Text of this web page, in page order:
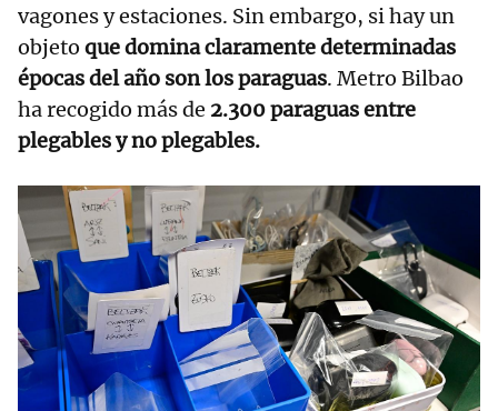
vagones y estaciones. Sin embargo, si hay un
objeto que domina claramente determinadas
épocas del año son los paraguas. Metro Bilbao
ha recogido más de 2.300 paraguas entre
plegables y no plegables.